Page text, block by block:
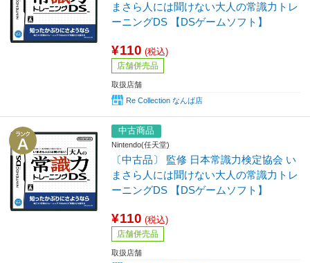
まさら人には聞けない大人の常識力トレ
ーニングDS 【DSゲームソフト】
¥110 (税込)
店舗併売品
取扱店舗
Re Collection なんば店
中古商品
Nintendo(任天堂)
〔中古品〕 監修 日本常識力検定協会 い
まさら人には聞けない大人の常識力トレ
ーニングDS 【DSゲームソフト】
¥110 (税込)
店舗併売品
取扱店舗